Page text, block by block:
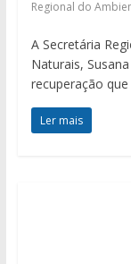
Regional do
A Secretária
Naturais,
recuperação
Ler mais